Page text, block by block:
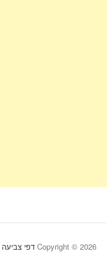
Copyright © 2026 דפי